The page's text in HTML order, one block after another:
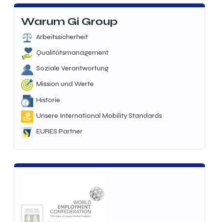
Warum Gi Group
Arbeitssicherheit
Qualitätsmanagement
Soziale Verantwortung
Mission und Werte
Historie
Unsere International Mobility Standards
EURES Partner